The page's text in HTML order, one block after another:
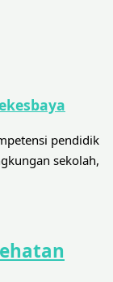
pendidik
sekolah,